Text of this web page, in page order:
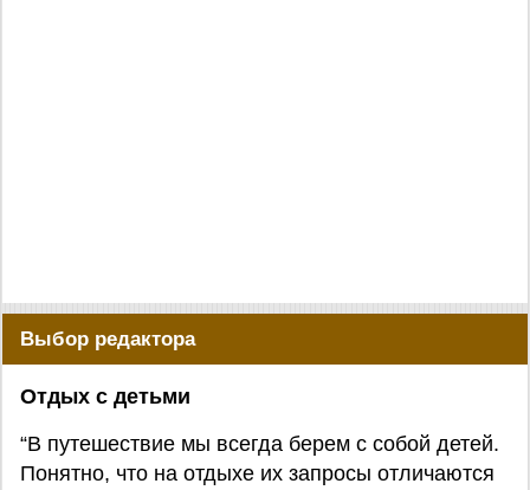
Выбор редактора
Отдых с детьми
“В путешествие мы всегда берем с собой детей.
Понятно, что на отдыхе их запросы отличаются